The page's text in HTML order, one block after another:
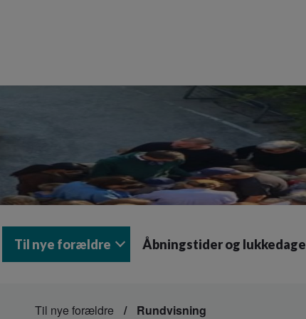
Til nye forældre Åbningstider og lukkedage
Til nye forældre Rundvisning